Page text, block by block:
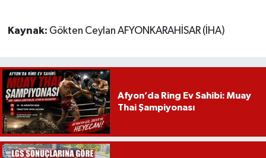
Kaynak: Gökten Ceylan AFYONKARAHİSAR (İHA)
Afyon’da Ring Ev Sahibi: Muay
Thai Şampiyonası